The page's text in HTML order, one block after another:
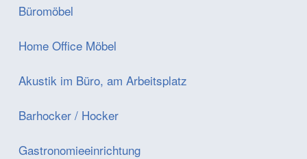
Büromöbel
Home Office Möbel
Akustik im Büro, am Arbeitsplatz
Barhocker / Hocker
Gastronomieeinrichtung